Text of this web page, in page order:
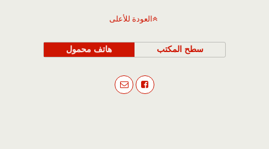
العودة للأعلى
هاتف محمول سطح المكتب